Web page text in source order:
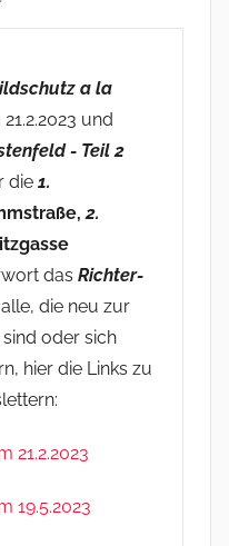
o
f
s
o
r
a la
und
- Teil 2
die 1.
2.
das Richter-
die neu zur
oder sich
hier die Links zu
21.2.2023
19.5.2023